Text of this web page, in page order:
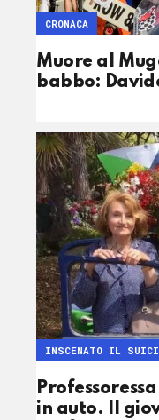
Muore al
babbo:
CRONACA
in auto. Il
INSCENATO IL